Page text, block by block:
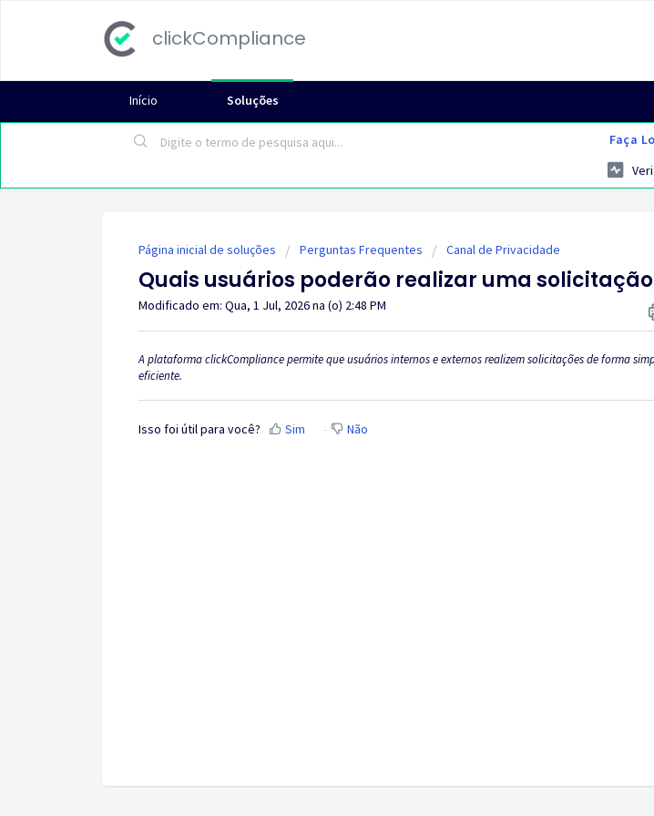
clickCompliance
Início Soluções
Faça
Página inicial de soluções Perguntas Frequentes Canal de Privacidade
Quais usuários poderão realizar uma
Modificado em: Qua, 1 Jul, 2026 na (o) 2:48 PM
A plataforma clickCompliance permite que usuários internos e externos realizem solicitações de forma
eficiente.
Isso foi útil para você? Sim Não